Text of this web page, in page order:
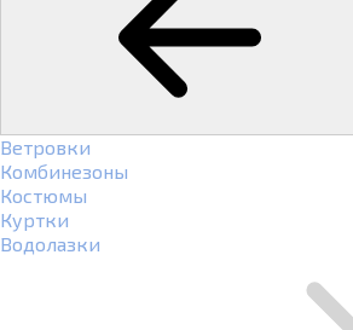
Ветровки
Комбинезоны
Костюмы
Куртки
Водолазки